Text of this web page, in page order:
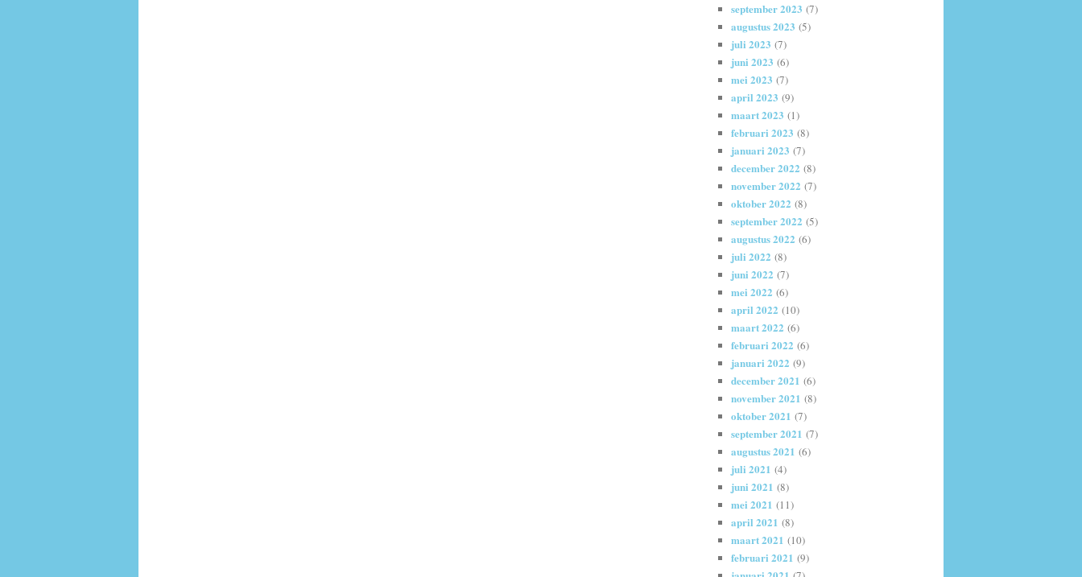
september 2023 (7)
augustus 2023 (5)
juli 2023 (7)
juni 2023 (6)
mei 2023 (7)
april 2023 (9)
maart 2023 (1)
februari 2023 (8)
januari 2023 (7)
december 2022 (8)
november 2022 (7)
oktober 2022 (8)
september 2022 (5)
augustus 2022 (6)
juli 2022 (8)
juni 2022 (7)
mei 2022 (6)
april 2022 (10)
maart 2022 (6)
februari 2022 (6)
januari 2022 (9)
december 2021 (6)
november 2021 (8)
oktober 2021 (7)
september 2021 (7)
augustus 2021 (6)
juli 2021 (4)
juni 2021 (8)
mei 2021 (11)
april 2021 (8)
maart 2021 (10)
februari 2021 (9)